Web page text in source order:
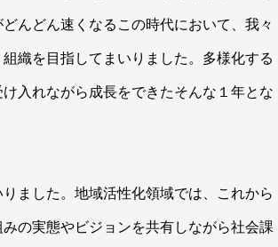
んどん速くなるこの時代において、我々
織を目指してまいりました。多様化する
入れながら成長をできたそんな１年とな
ました。地域活性化領域では、これから
の実態やビジョンを共有しながら社会課